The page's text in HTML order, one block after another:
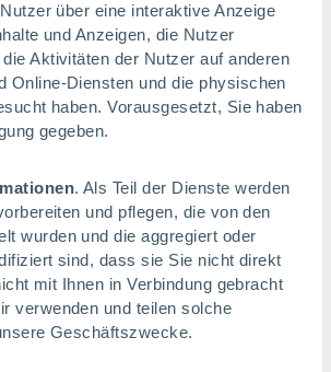
über eine interaktive Anzeige
und Anzeigen, die Nutzer
Aktivitäten der Nutzer auf anderen
Online-Diensten und die physischen
haben. Vorausgesetzt, Sie haben
gegeben.
. Als Teil der Dienste werden
und pflegen, die von den
wurden und die aggregiert oder
sind, dass sie Sie nicht direkt
mit Ihnen in Verbindung gebracht
verwenden und teilen solche
Geschäftszwecke.